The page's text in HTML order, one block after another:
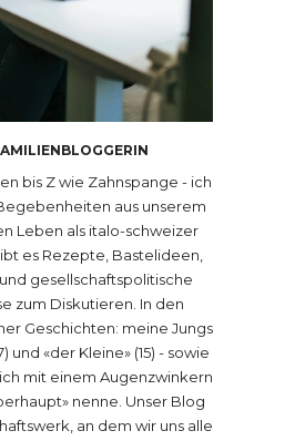
bis Z wie Zahnspange - ich
aus unserem
Leben als italo-schweizer
es Rezepte, Bastelideen,
gesellschaftspolitische
zum Diskutieren. In den
Geschichten: meine Jungs
und «der Kleine» (15) - sowie
mit einem Augenzwinkern
nenne. Unser Blog
an dem wir uns alle